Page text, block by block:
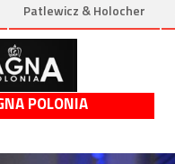
Patlewicz & Holocher
POLONIA